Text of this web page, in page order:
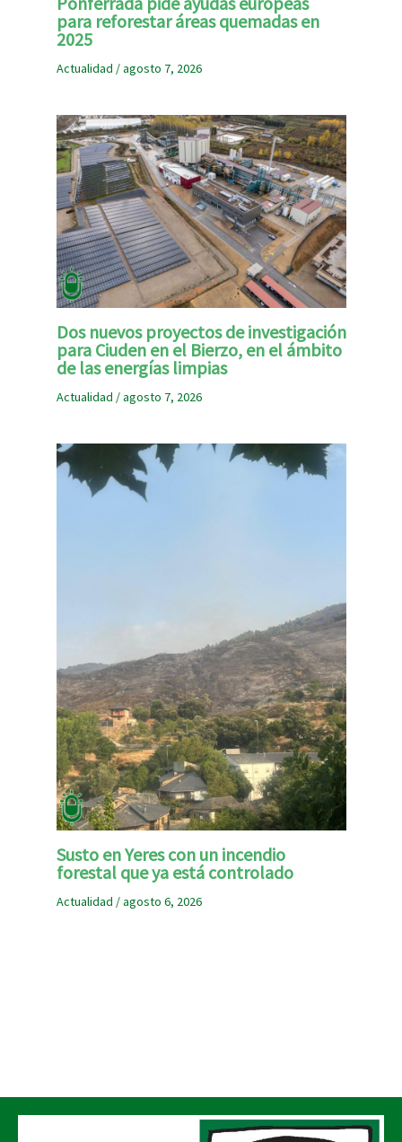
para reforestar áreas quemadas en
2025
Actualidad /agosto 7, 2026
Dos nuevos proyectos de investigación
para Ciuden en el Bierzo, en el ámbito
de las energías limpias
Actualidad /agosto 7, 2026
Susto en Yeres con un incendio
forestal que ya está controlado
Actualidad /agosto 6, 2026